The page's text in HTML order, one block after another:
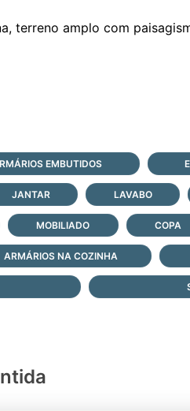
terreno amplo com
EMBUTIDOS
JANTAR LAVABO
MOBILIADO COPA
ARMÁRIOS NA COZINHA